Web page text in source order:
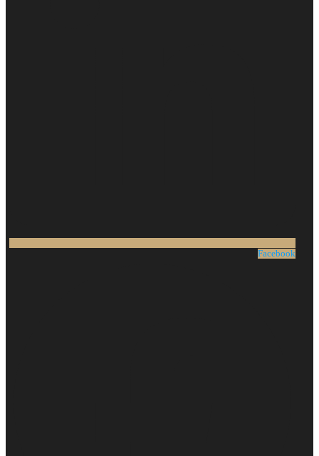
Facebook